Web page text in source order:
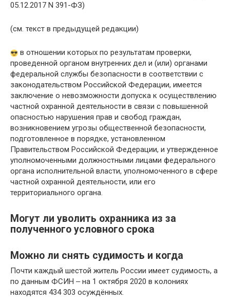
05.12.2017 N 391-ФЗ)
(см. текст в предыдущей редакции)
в отношении которых по результатам проверки,
проведенной органом внутренних дел и (или) органами
федеральной службы безопасности в соответствии с
законодательством Российской Федерации, имеется
заключение о невозможности допуска к осуществлению
частной охранной деятельности в связи с повышенной
опасностью нарушения прав и свобод граждан,
возникновением угрозы общественной безопасности,
подготовленное в порядке, установленном
Правительством Российской Федерации, и утвержденное
уполномоченными должностными лицами федерального
органа исполнительной власти, уполномоченного в сфере
частной охранной деятельности, или его
территориального органа.
Могут ли уволить охранника из за
полученного условного срока
Можно ли снять судимость и когда
Почти каждый шестой житель России имеет судимость, а
по данным ФСИН ‒ на 1 октября 2020 в колониях
находятся 434 303 осуждённых.